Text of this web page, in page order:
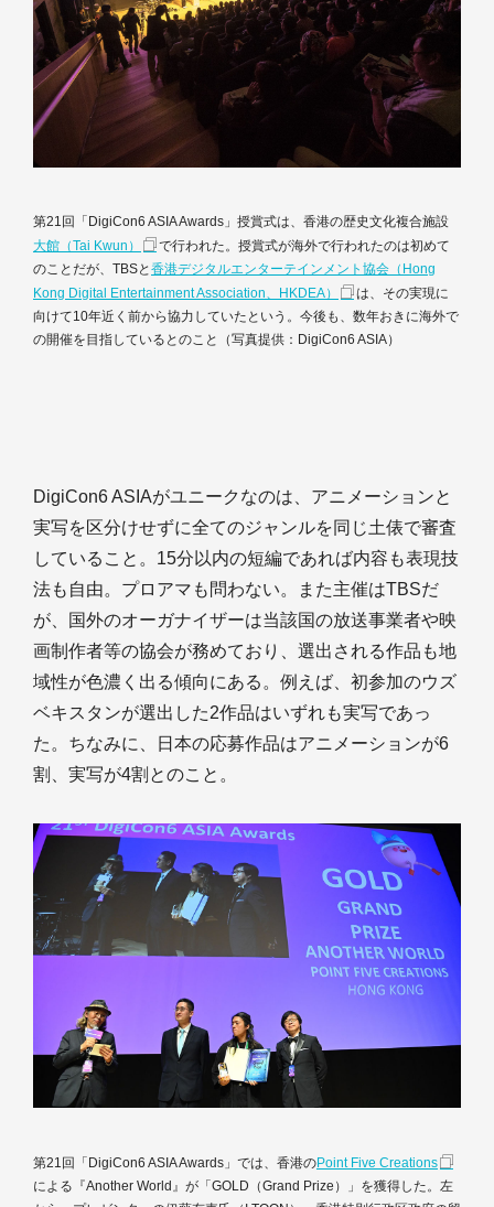
第21回「DigiCon6 ASIA Awards」授賞式は、香港の歴史文化複合施設
大館（Tai Kwun）
で行われた。授賞式が海外で行われたのは初めて
のことだが、TBSと 香港デジタルエンターテインメント協会（Hong
Kong Digital Entertainment Association、HKDEA）
は、その実現に
向けて10年近く前から協力していたという。今後も、数年おきに海外で
の開催を目指しているとのこと（写真提供：DigiCon6 ASIA）
DigiCon6 ASIAがユニークなのは、アニメーションと
実写を区分けせずに全てのジャンルを同じ土俵で審査
していること。15分以内の短編であれば内容も表現技
法も自由。プロアマも問わない。また主催はTBSだ
が、国外のオーガナイザーは当該国の放送事業者や映
画制作者等の協会が務めており、選出される作品も地
域性が色濃く出る傾向にある。例えば、初参加のウズ
ベキスタンが選出した2作品はいずれも実写であっ
た。ちなみに、日本の応募作品はアニメーションが6
割、実写が4割とのこと。
第21回「DigiCon6 ASIA Awards」では、香港のPoint Five Creations
による『Another World』が「GOLD（Grand Prize）」を獲得した。左